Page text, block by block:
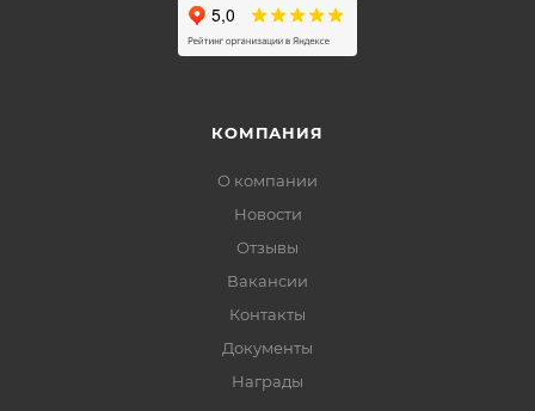
КОМПАНИЯ
О компании
Новости
Отзывы
Вакансии
Контакты
Документы
Награды